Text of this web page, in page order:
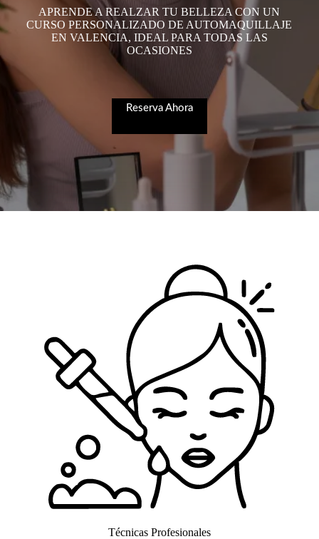
APRENDE A REALZAR TU BELLEZA CON UN
CURSO PERSONALIZADO DE AUTOMAQUILLAJE
EN VALENCIA, IDEAL PARA TODAS LAS
OCASIONES
Reserva Ahora
Técnicas Profesionales